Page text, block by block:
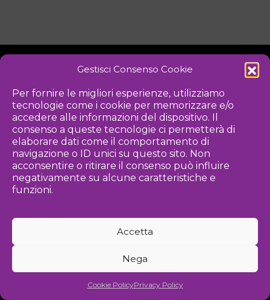
Gestisci Consenso Cookie
Per fornire le migliori esperienze, utilizziamo
tecnologie come i cookie per memorizzare e/o
accedere alle informazioni del dispositivo. Il
consenso a queste tecnologie ci permetterà di
elaborare dati come il comportamento di
navigazione o ID unici su questo sito. Non
acconsentire o ritirare il consenso può influire
negativamente su alcune caratteristiche e
funzioni.
Accetta
Nega
Cookie PolicyPrivacy Policy
PRIVACY POLICY
Iniziativa
Associazione culturale per la promozione delle arti visive
2026 Associazione Kou - [cf] 97815340589